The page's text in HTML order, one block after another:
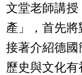
文堂老師講授
產 」，首先將
接著介紹德國
歷史與文化